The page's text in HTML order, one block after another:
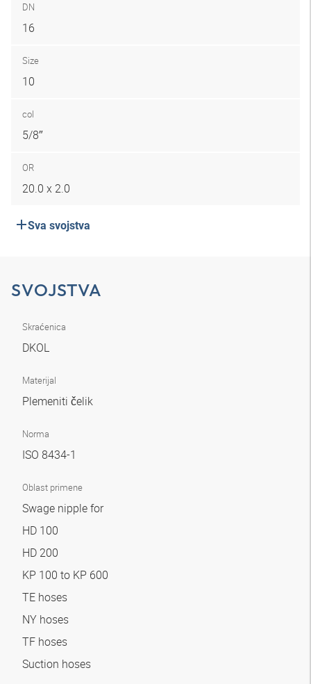
DN
16
Size
10
col
5/8″
OR
20.0 x 2.0
Sva svojstva
SVOJSTVA
Skraćenica
DKOL
Materijal
Plemeniti čelik
Norma
ISO 8434-1
Oblast primene
Swage nipple for
HD 100
HD 200
KP 100 to KP 600
TE hoses
NY hoses
TF hoses
Suction hoses